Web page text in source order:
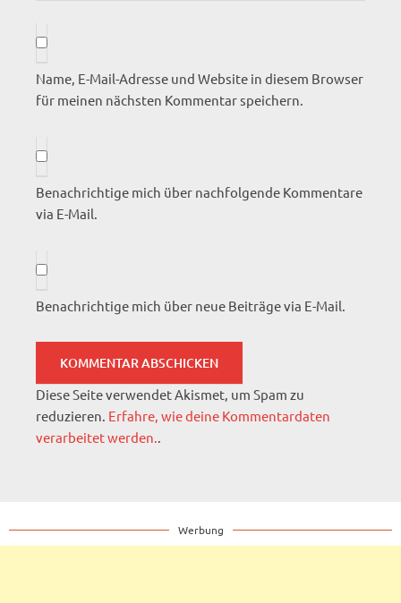
Name, E-Mail-Adresse und Website in diesem Browser
für meinen nächsten Kommentar speichern.
Benachrichtige mich über nachfolgende Kommentare
via E-Mail.
Benachrichtige mich über neue Beiträge via E-Mail.
Diese Seite verwendet Akismet, um Spam zu
reduzieren. Erfahre, wie deine Kommentardaten
verarbeitet werden..
Werbung